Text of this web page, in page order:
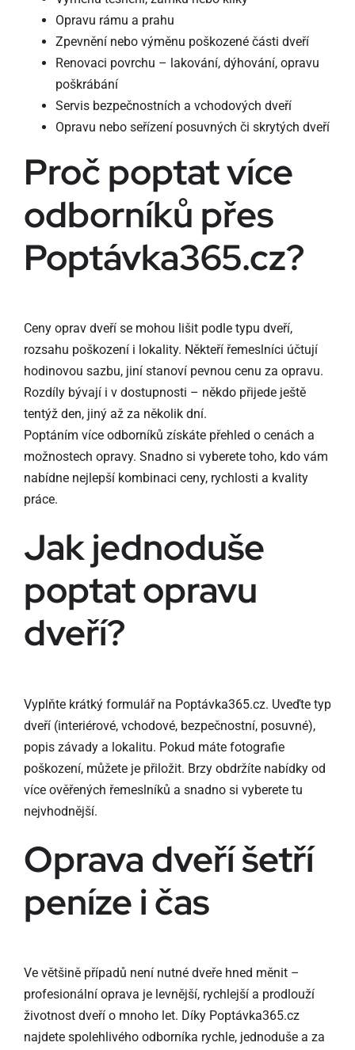
Opravu rámu a prahu
Zpevnění nebo výměnu poškozené části dveří
Renovaci povrchu – lakování, dýhování, opravu
poškrábání
Servis bezpečnostních a vchodových dveří
Opravu nebo seřízení posuvných či skrytých dveří
Proč poptat více
odborníků přes
Poptávka365.cz?
Ceny oprav dveří se mohou lišit podle typu dveří,
rozsahu poškození i lokality. Někteří řemeslníci účtují
hodinovou sazbu, jiní stanoví pevnou cenu za opravu.
Rozdíly bývají i v dostupnosti – někdo přijede ještě
tentýž den, jiný až za několik dní.
Poptáním více odborníků získáte přehled o cenách a
možnostech opravy. Snadno si vyberete toho, kdo vám
nabídne nejlepší kombinaci ceny, rychlosti a kvality
práce.
Jak jednoduše
poptat opravu
dveří?
Vyplňte krátký formulář na Poptávka365.cz. Uveďte typ
dveří (interiérové, vchodové, bezpečnostní, posuvné),
popis závady a lokalitu. Pokud máte fotografie
poškození, můžete je přiložit. Brzy obdržíte nabídky od
více ověřených řemeslníků a snadno si vyberete tu
nejvhodnější.
Oprava dveří šetří
peníze i čas
Ve většině případů není nutné dveře hned měnit –
profesionální oprava je levnější, rychlejší a prodlouží
životnost dveří o mnoho let. Díky Poptávka365.cz
najdete spolehlivého odborníka rychle, jednoduše a za